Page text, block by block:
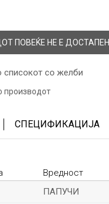
ПОВЕЌЕ НЕ Е ДОСТАПЕН
списокот со желби
производот
СПЕЦИФИКАЦИЈА
Вредност
ПАПУЧИ